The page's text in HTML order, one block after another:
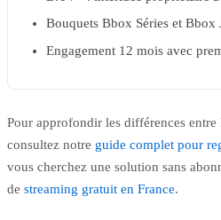
Bouquets Bbox Séries et Bbox
Engagement 12 mois avec
Pour approfondir les différences
consultez notre guide complet pour
vous cherchez une solution sans
de streaming gratuit en France.